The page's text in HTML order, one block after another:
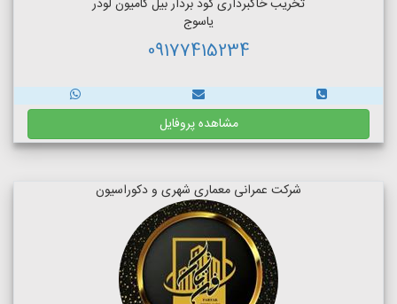
تخریب خاکبرداری گود بردار بیل کامیون لودر
یاسوج
09177415234
مشاهده پروفایل
شرکت عمرانی معماری شهری و دکوراسیون